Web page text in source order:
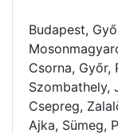
Budapest,
Csorna, Győr,
Szombathely,
Csepreg,
Ajka, Sümeg,